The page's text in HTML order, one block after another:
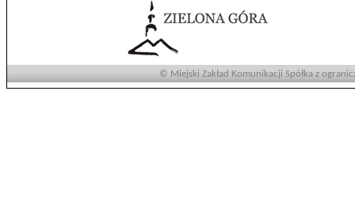
© Miejski Zakład Komunikacji Spółka z